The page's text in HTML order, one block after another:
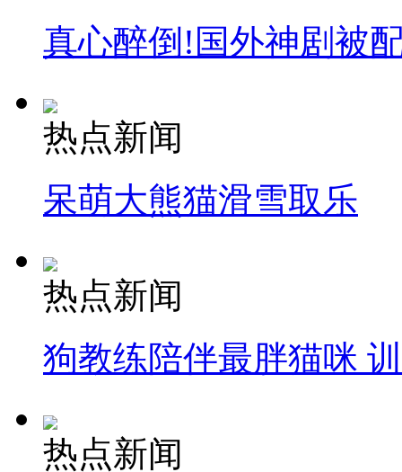
真心醉倒!国外神剧被
热点新闻
呆萌大熊猫滑雪取乐
热点新闻
狗教练陪伴最胖猫咪
热点新闻